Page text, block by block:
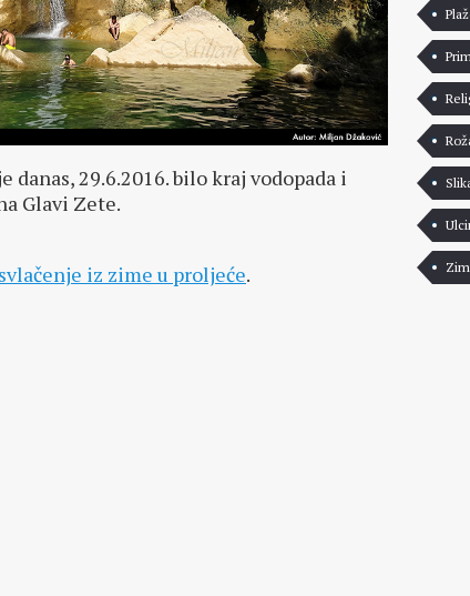
danas, 29.6.2016. bilo kraj vodopada i
Glavi Zete.
iz zime u proljeće.